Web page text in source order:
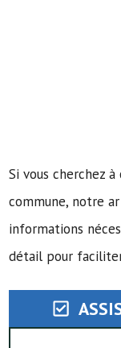
Si vous cherchez
commune, notre
informations
détail pour